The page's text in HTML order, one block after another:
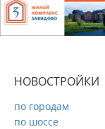
НОВОСТРОЙКИ
по городам
по шоссе